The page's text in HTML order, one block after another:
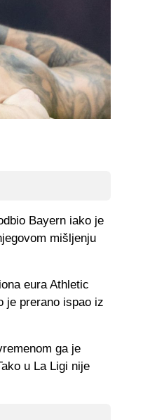
Bayern iako je
mišljenju
eura Athletic
je prerano ispao iz
ga je
u La Ligi nije